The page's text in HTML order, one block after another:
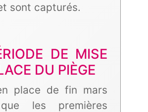
sont capturés.
DE MISE
DU PIÈGE
place de fin mars
les premières